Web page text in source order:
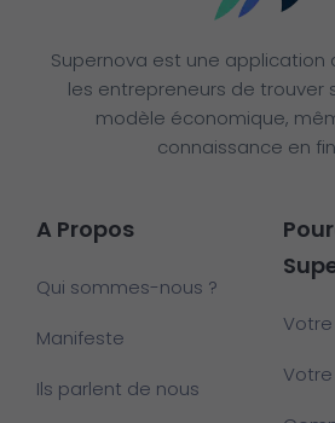
Supernova est une application
les entrepreneurs de trouver
modèle économique,
connaissance en
A Propos
Qui sommes-nous ?
Manifeste
Ils parlent de nous